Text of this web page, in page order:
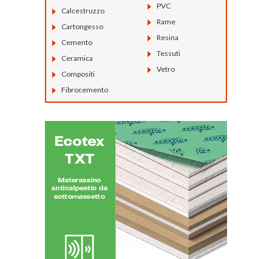
Calcestruzzo
Cartongesso
Cemento
Ceramica
Compositi
Fibrocemento
PVC
Rame
Resina
Tessuti
Vetro